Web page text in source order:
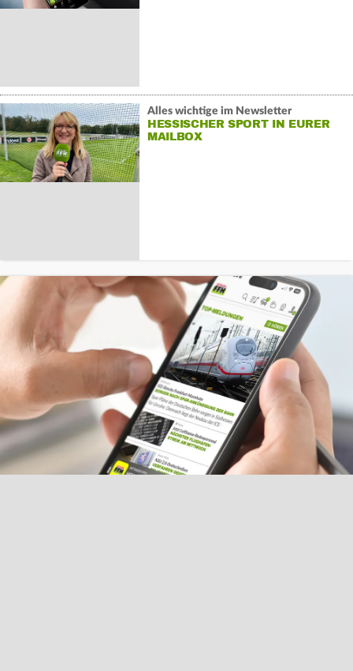
Alles wichtige im Newsletter
HESSISCHER SPORT IN EURER
MAILBOX